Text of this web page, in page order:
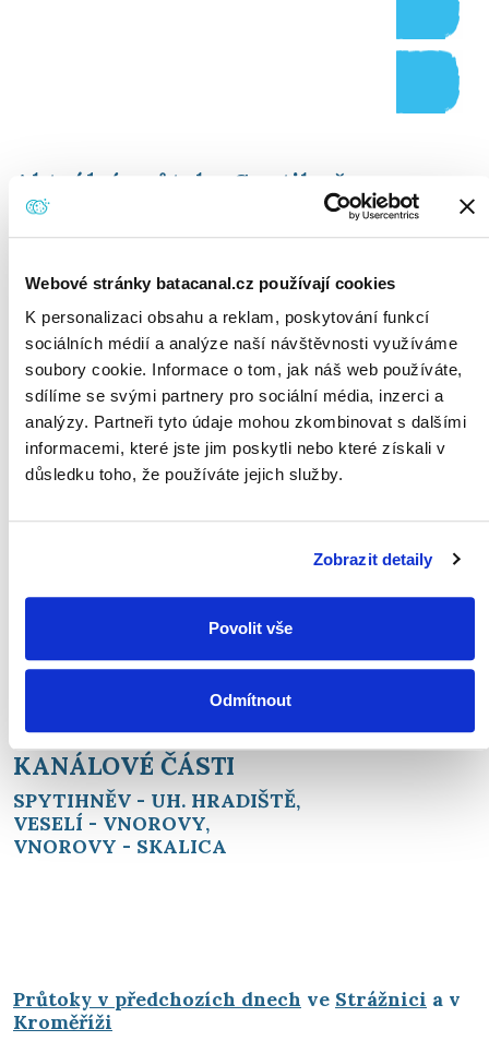
Webové stránky batacanal.cz používají cookies
K personalizaci obsahu a reklam, poskytování funkcí
sociálních médií a analýze naší návštěvnosti využíváme
soubory cookie. Informace o tom, jak náš web používáte,
sdílíme se svými partnery pro sociální média, inzerci a
analýzy. Partneři tyto údaje mohou zkombinovat s dalšími
informacemi, které jste jim poskytli nebo které získali v
důsledku toho, že používáte jejich služby.
Zobrazit detaily
Povolit vše
Odmítnout
Aktuální průtok - Spytihněv
ŘÍČNÍ ČÁST - HORNÍ TOK
KROMĚŘÍŽ- UH. OSTROH - 07.08.26 15:30
SPLAVNÉ
PRŮTOK - 9.64 m3/s
PRŮTOK - 5.71 m3/s
KANÁLOVÉ ČÁSTI
SPYTIHNĚV - UH. HRADIŠTĚ,
VESELÍ - VNOROVY,
VNOROVY - SKALICA
Průtoky v předchozích dnech ve Strážnici a v
Kroměříži